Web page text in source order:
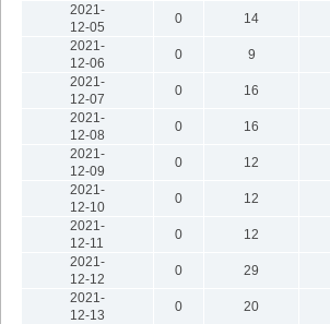
2021-
12-05
0 14
2021-
12-06
0 9
2021-
12-07
0 16
2021-
12-08
0 16
2021-
12-09
0 12
2021-
12-10
0 12
2021-
12-11
0 12
2021-
12-12
0 29
2021-
12-13
0 20